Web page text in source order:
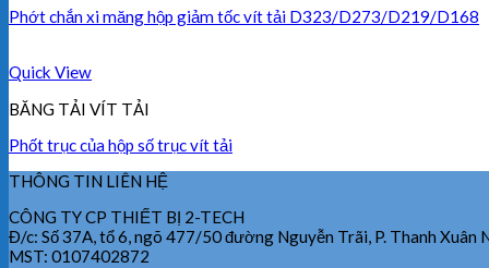
Phớt chắn xi măng hộp giảm tốc vít tải D323/D273/D219/D168
Quick View
BĂNG TẢI VÍT TẢI
Phốt trục của hộp số trục vít tải
THÔNG TIN LIÊN HỆ
CÔNG TY CP THIẾT BỊ 2-TECH
Đ/c: Số 37A, tổ 6, ngõ 477/50 đường Nguyễn Trãi, P. Thanh Xuân
MST: 0107402872